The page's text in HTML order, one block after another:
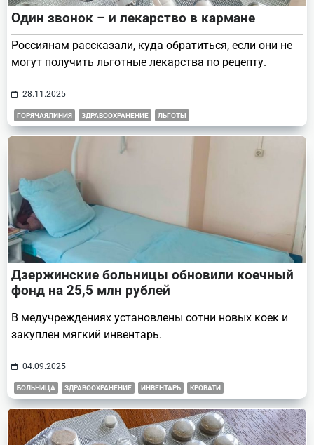
Один звонок – и лекарство в кармане
Россиянам рассказали, куда обратиться, если они не
могут получить льготные лекарства по рецепту.
28.11.2025
ГОРЯЧАЯЛИНИЯ ЗДРАВООХРАНЕНИЕ ЛЬГОТЫ
Дзержинские больницы обновили коечный
фонд на 25,5 млн рублей
В медучреждениях установлены сотни новых коек и
закуплен мягкий инвентарь.
04.09.2025
БОЛЬНИЦА ЗДРАВООХРАНЕНИЕ ИНВЕНТАРЬ КРОВАТИ